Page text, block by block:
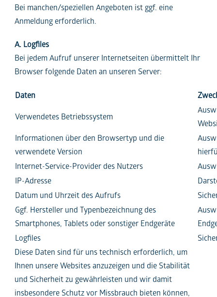
Bei manchen/speziellen Angeboten ist ggf. eine
Anmeldung erforderlich.
A. Logfiles
Bei jedem Aufruf unserer Internetseiten übermittelt Ihr
Browser folgende Daten an unseren Server:
Daten
Verwendetes Betriebssystem
Informationen über den Browsertyp und die
verwendete Version
Internet-Service-Provider des Nutzers
IP-Adresse
Datum und Uhrzeit des Aufrufs
Ggf. Hersteller und Typenbezeichnung des
Smartphones, Tablets oder sonstiger Endgeräte
Logfiles
Diese Daten sind für uns technisch erforderlich, um
Ihnen unsere Websites anzuzeigen und die Stabilität
und Sicherheit zu gewährleisten und wir damit
insbesondere Schutz vor Missbrauch bieten können,